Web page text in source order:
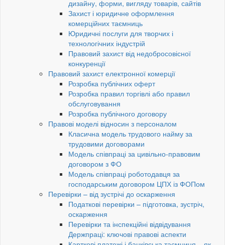
дизайну, форми, вигляду товарів, сайтів
Захист і юридичне оформлення
комерційних таємниць
Юридичні послуги для творчих і
технологічних індустрій
Правовий захист від недобросовісної
конкуренції
Правовий захист електронної комерції
Розробка публічних оферт
Розробка правил торгівлі або правил
обслуговування
Розробка публічного договору
Правові моделі відносин з персоналом
Класична модель трудового найму за
трудовими договорами
Модель співпраці за цивільно-правовим
договором з ФО
Модель співпраці роботодавця за
господарським договором ЦПХ із ФОПом
Перевірки – від зустрічі до оскарження
Податкові перевірки – підготовка, зустріч,
оскарження
Перевірки та інспекційні відвідування
Держпраці: ключові правові аспекти